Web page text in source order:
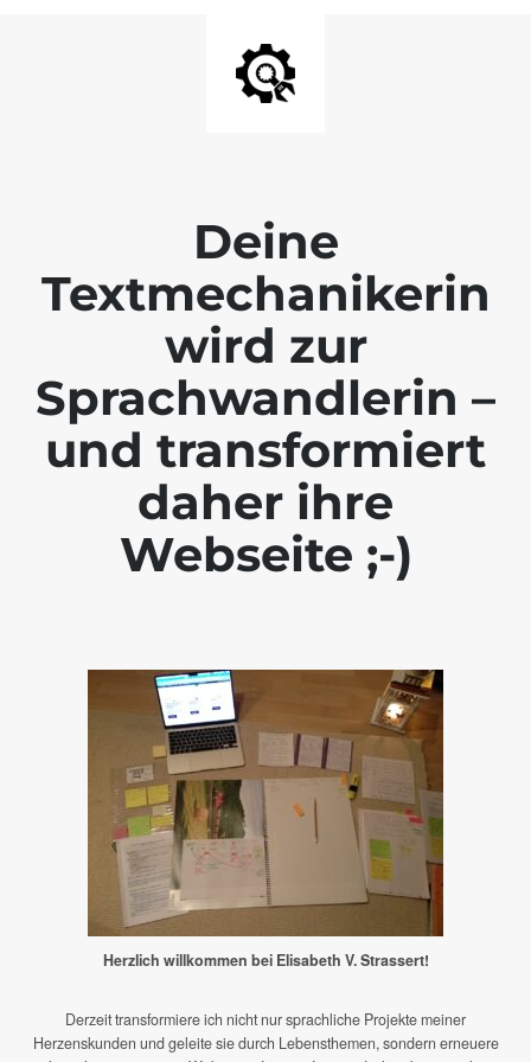
Deine
Textmechanikerin
wird zur
Sprachwandlerin –
und transformiert
daher ihre
Webseite ;-)
Herzlich willkommen bei Elisabeth V. Strassert!
Derzeit transformiere ich nicht nur sprachliche Projekte meiner
Herzenskunden und geleite sie durch Lebensthemen, sondern erneuere